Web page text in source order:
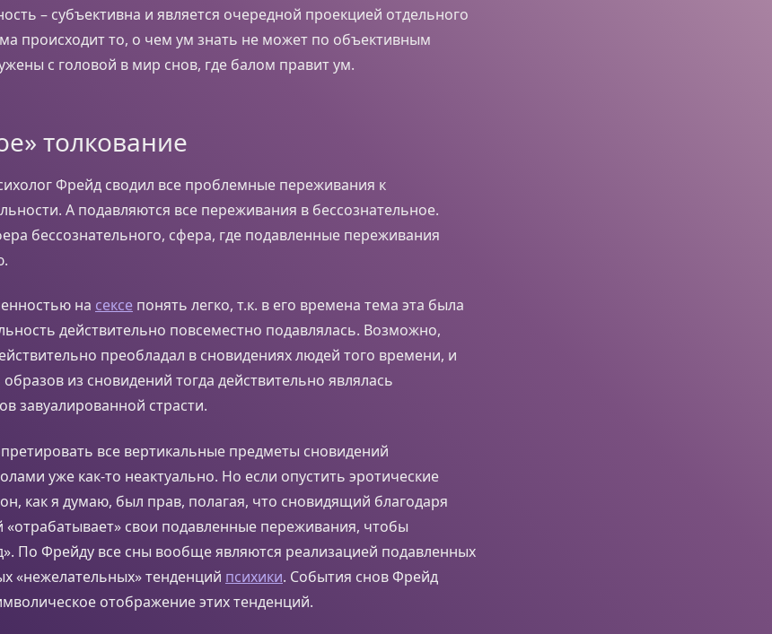
– субъективна и является очередной проекцией отдельного
происходит то, о чем ум знать не может по объективным
с головой в мир снов, где балом правит ум.
толкование
Фрейд сводил все проблемные переживания к
А подавляются все переживания в бессознательное.
бессознательного, сфера, где подавленные переживания
на сексе понять легко, т.к. в его времена тема эта была
действительно повсеместно подавлялась. Возможно,
преобладал в сновидениях людей того времени, и
из сновидений тогда действительно являлась
завуалированной страсти.
все вертикальные предметы сновидений
уже как-то неактуально. Но если опустить эротические
как я думаю, был прав, полагая, что сновидящий благодаря
«отрабатывает» свои подавленные переживания, чтобы
По Фрейду все сны вообще являются реализацией подавленных
«нежелательных» тенденций психики. События снов Фрейд
отображение этих тенденций.